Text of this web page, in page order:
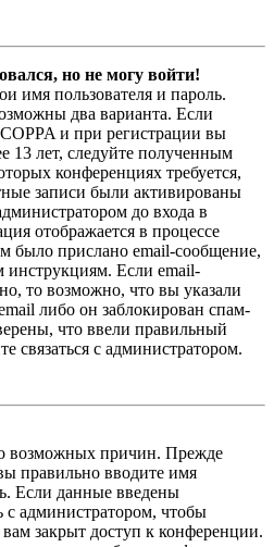
но не могу войти!
имя пользователя и пароль.
два варианта. Если
и при регистрации вы
13 лет, следуйте полученным
конференциях требуется,
записи были активированы
до входа в
отображается в процессе
было прислано email-сообщение,
инструкциям. Если email-
то возможно, что вы указали
либо он заблокирован спам-
что ввели правильный
связаться с администратором.
возможных причин. Прежде
правильно вводите имя
Если данные введены
с администратором, чтобы
закрыт доступ к конференции.